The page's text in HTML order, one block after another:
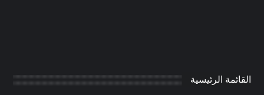
القائمة الرئيسية